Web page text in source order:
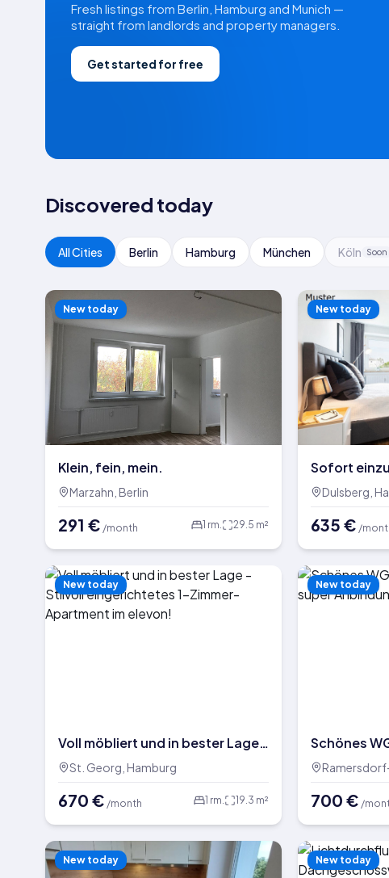
Fresh listings from Berlin, Hamburg and Munich —
straight from landlords and property managers.
Get started for free
Discovered today
All Cities Berlin Hamburg München Köln Soon
New today
Klein, fein, mein.
Marzahn, Berlin
291 € /month 1 rm. 29.5 m²
New today
Sofort
fein! Frisch
Dulsberg,
635 € /
New today
Voll möbliert und in bester Lage -
Stilvoll eingerichtetes 1-Zimmer-
St. Georg, Hamburg
670 € /month 1 rm. 19.3 m²
New today
Schönes
und super
700 € /
New today New today